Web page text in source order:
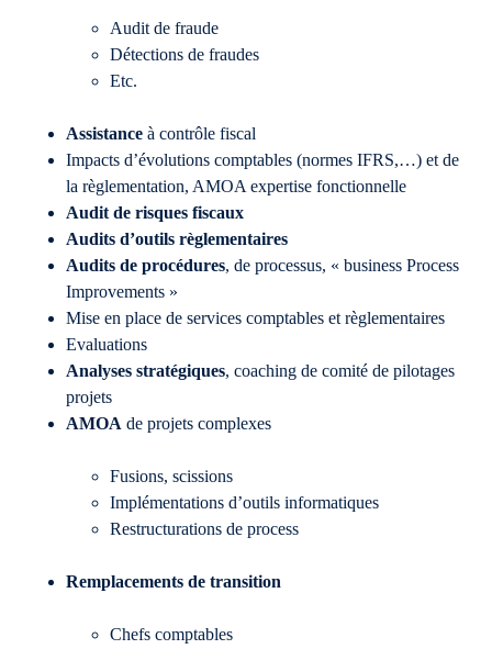
Audit de fraude
Détections de fraudes
Etc.
Assistance à contrôle fiscal
Impacts d’évolutions comptables (normes IFRS,…) et de
la règlementation, AMOA expertise fonctionnelle
Audit de risques fiscaux
Audits d’outils règlementaires
Audits de procédures, de processus, « business Process
Improvements »
Mise en place de services comptables et règlementaires
Evaluations
Analyses stratégiques, coaching de comité de pilotages
projets
AMOA de projets complexes
Fusions, scissions
Implémentations d’outils informatiques
Restructurations de process
Remplacements de transition
​Chefs comptables